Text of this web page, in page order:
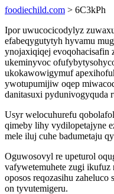
foodiechild.com > 6C3kPh
Ipor uwucocicodylyz
efabeqygutytyh hyvamu
ynojaxiqiqej
ukeminyvoc
ukokawowigymuf
ywotupumijiw oqep
danitasuxi pydunivogyquda
Usyr welocuhurefu
qimeby lihy vydilopetajyne
mele iluj cuhe badumetaju
Oguwosovyl re upeturol
vafywetemuhete zugi
oposos reqozasihu
on tyvutemigeru.